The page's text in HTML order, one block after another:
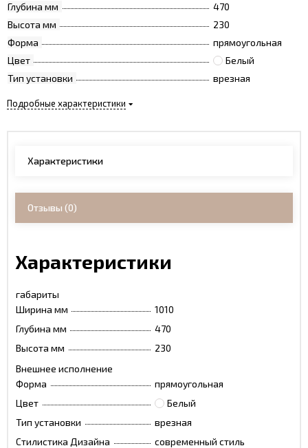
Глубина мм
470
Высота мм
230
Форма
прямоугольная
Цвет
Белый
Тип установки
врезная
Подробные характеристики
Характеристики
Отзывы (0)
Характеристики
габариты
Ширина мм
1010
Глубина мм
470
Высота мм
230
Внешнее исполнение
Форма
прямоугольная
Цвет
Белый
Тип установки
врезная
Стилистика Дизайна
современный стиль